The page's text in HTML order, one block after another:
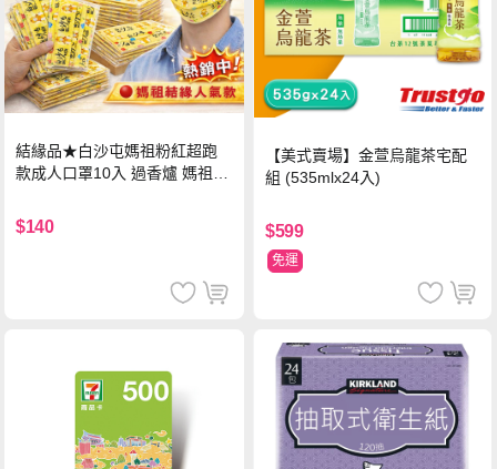
結緣品★白沙屯媽祖粉紅超跑
款成人口罩10入 過香爐 媽祖加
$140
【美式賣場】金萱烏龍茶宅配
組 (535mlx24入)
$599
免運